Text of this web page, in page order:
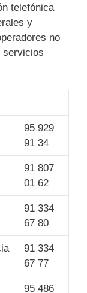
telefónica
y
no
servicios
95 929
91 34
91 807
01 62
91 334
67 80
91 334
67 77
95 486